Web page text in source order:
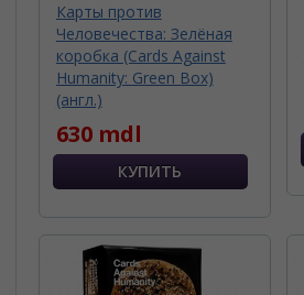
Карты против
Человечества: Зелёная
коробка (Cards Against
Humanity: Green Box)
(англ.)
630 mdl